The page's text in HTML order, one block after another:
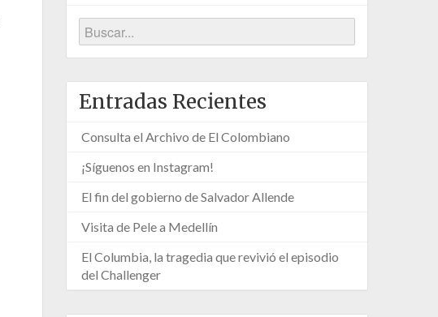
Entradas Recientes
Consulta el Archivo de El Colombiano
¡Síguenos en Instagram!
El fin del gobierno de Salvador Allende
Visita de Pele a Medellín
El Columbia, la tragedia que revivió el episodio
del Challenger